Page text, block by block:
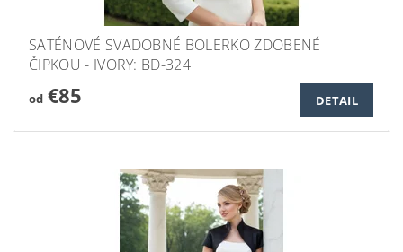
SATÉNOVÉ SVADOBNÉ BOLERKO ZDOBENÉ
ČIPKOU - IVORY: BD-324
od€85 DETAIL